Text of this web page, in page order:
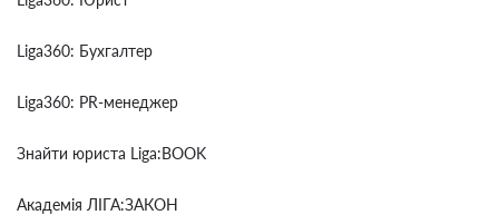
Liga360: Бухгалтер
Liga360: PR-менеджер
Знайти юриста Liga:BOOK
Академія ЛІГА:ЗАКОН